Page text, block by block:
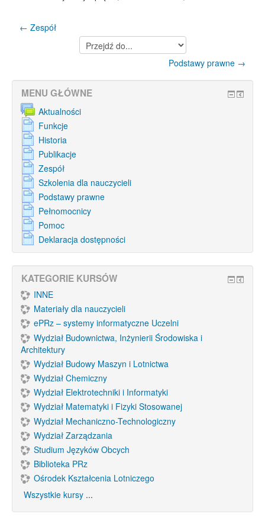
← Zespół
Przejdź
do...
Podstawy prawne →
MENU GŁÓWNE
Aktualności
Funkcje
Historia
Publikacje
Zespół
Szkolenia dla nauczycieli
Podstawy prawne
Pełnomocnicy
Pomoc
Deklaracja dostępności
KATEGORIE KURSÓW
INNE
Materiały dla nauczycieli
ePRz – systemy informatyczne Uczelni
Wydział Budownictwa, Inżynierii Środowiska i
Architektury
Wydział Budowy Maszyn i Lotnictwa
Wydział Chemiczny
Wydział Elektrotechniki i Informatyki
Wydział Matematyki i Fizyki Stosowanej
Wydział Mechaniczno-Technologiczny
Wydział Zarządzania
Studium Języków Obcych
Biblioteka PRz
Ośrodek Kształcenia Lotniczego
Wszystkie kursy ...